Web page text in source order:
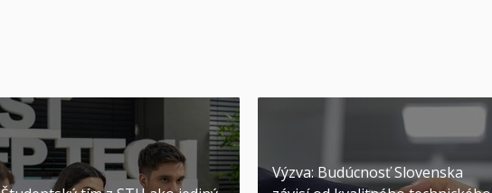
Výzva: Budúcnosť Slovenska